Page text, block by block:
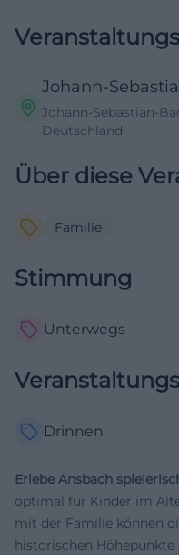
Johann-
Johann-Sebastian-
Deutschland
Über diese
Familie
Stimmung
Unterwegs
Drinnen
Erlebe Ansbach
optimal für Kinder im
mit der Familie können
historischen